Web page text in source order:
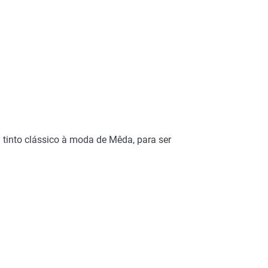
clássico à moda de Mêda, para ser